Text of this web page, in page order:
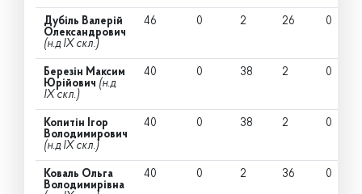
Дубіль Валерій
Олександрович
(н.д IX скл.)
46 0 2 26 0
Березін Максим
Юрійович (н.д
IX скл.)
40 0 38 2 0
Копитін Ігор
Володимирович
(н.д IX скл.)
40 0 38 2 0
Коваль Ольга
Володимирівна
40 0 2 36 0